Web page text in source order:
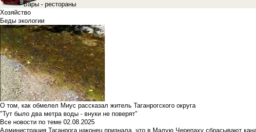
Бары - рестораны
Хозяйство
Беды экологии
О том, как обмелел Миус рассказал житель Таганрогского округа
"Тут было два метра воды - внуки не поверят"
Все новости по теме 02.08.2025
Администрация Таганрога наконец признала, что в Малую Черепаху сбрасывают